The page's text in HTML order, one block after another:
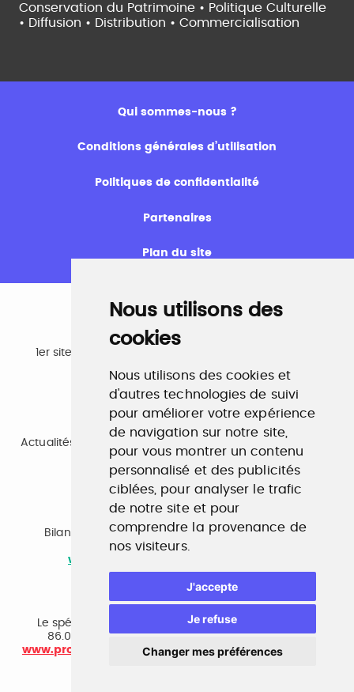
Nous utilisons des
cookies
Nous utilisons des cookies et
d'autres technologies de suivi
pour améliorer votre expérience
de navigation sur notre site,
pour vous montrer un contenu
personnalisé et des publicités
ciblées, pour analyser le trafic
de notre site et pour
comprendre la provenance de
nos visiteurs.
J'accepte
Je refuse
Changer mes préférences
Conservation du Patrimoine • Politique Culturelle
• Diffusion • Distribution • Commercialisation
Qui sommes-nous ?
Conditions générales d’utilisation
Politiques de confidentialité
Partenaires
Plan du site
Emploi
1er site emploi du secteur culturel 784.000 visites et
www.profilculture.com
Formation
Actualités, guide et annuaire des formations aux métiers
de la culture.
www.profilculture-formation.com
Accompagnement professionnel
Bilan de compétences, coaching, techniques de
recherche d'emploi, entretien conseil.
www.profilculture-competences.com
Le spécialiste du secteur culturel, une cvthèque de
86.000 CV et réseau unique de professionnels.
www.profilculture-conseil.com/cabinet-recrutement